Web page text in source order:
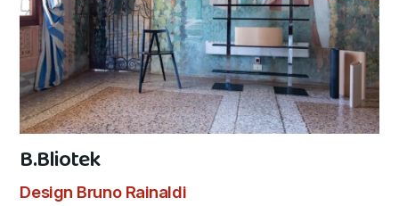
B.Bliotek
Design Bruno Rainaldi